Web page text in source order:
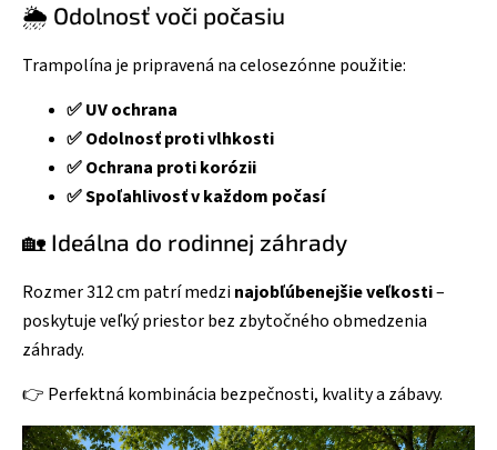
🌦️ Odolnosť voči počasiu
Trampolína je pripravená na celosezónne použitie:
✅ UV ochrana
✅ Odolnosť proti vlhkosti
✅ Ochrana proti korózii
✅ Spoľahlivosť v každom počasí
🏡 Ideálna do rodinnej záhrady
Rozmer 312 cm patrí medzinajobľúbenejšie veľkosti–
poskytuje veľký priestor bez zbytočného obmedzenia
záhrady.
👉 Perfektná kombinácia bezpečnosti, kvality a zábavy.